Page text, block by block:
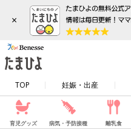
×
TOP 妊娠・出産
育児グッズ 病気・予防接種 離乳食